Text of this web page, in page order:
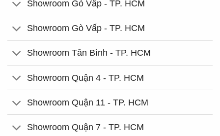
Showroom Gò Vấp - TP. HCM
Showroom Gò Vấp - TP. HCM
Showroom Tân Bình - TP. HCM
Showroom Quận 4 - TP. HCM
Showroom Quận 11 - TP. HCM
Showroom Quận 7 - TP. HCM